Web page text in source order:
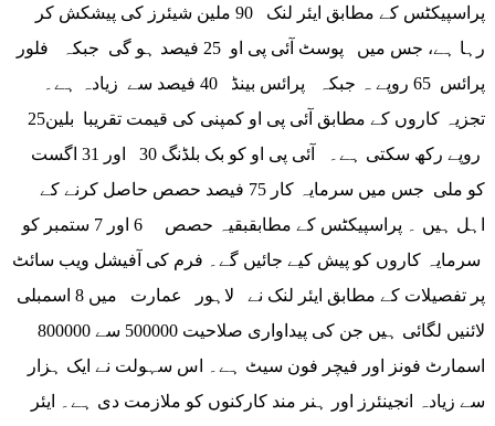
پراسپیکٹس کے مطابق ایئر لنک 90 ملین شیئرز کی پیشکش کر
رہا ہے، جس میں پوسٹ آئی پی او 25 فیصد ہو گی جبکہ فلور
پرائس 65 روپے ہ جبکہ پرائس بینڈ 40 فیصد سے زیادہ ہے۔
تجزیہ کاروں کے مطابق آئی پی او کمپنی کی قیمت تقریبا بلین25
روپے رکھ سکتی ہے۔ آئی پی او کو بک بلڈنگ 30 اور 31 اگست
کو ملی جس میں سرمایہ کار 75 فیصد حصص حاصل کرنے کے
اہل ہیں ۔ پراسپیکٹس کے مطابقبقیہ حصص 6 اور 7 ستمبر کو
سرمایہ کاروں کو پیش کیے جائیں گے۔ فرم کی آفیشل ویب سائٹ
پر تفصیلات کے مطابق ایئر لنک نے لاہور عمارت میں 8 اسمبلی
لائنیں لگائی ہیں جن کی پیداواری صلاحیت 500000 سے 800000
اسمارٹ فونز اور فیچر فون سیٹ ہے۔ اس سہولت نے ایک ہزار
سے زیادہ انجینئرز اور ہنر مند کارکنوں کو ملازمت دی ہے۔ ایئر